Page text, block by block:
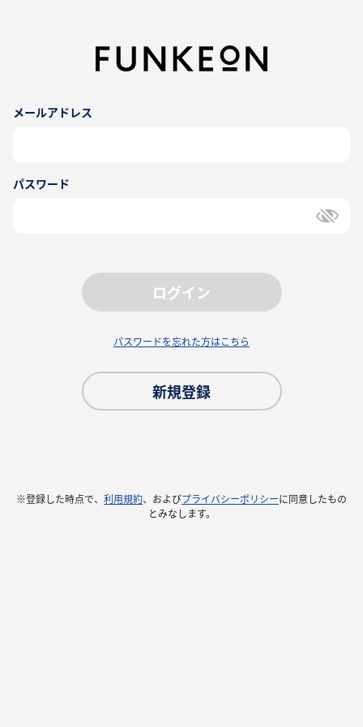
メールアドレス
パスワード
ログイン
パスワードを忘れた方はこちら
新規登録
※登録した時点で、 利用規約、およびプライバシーポリシーに同意したもの
とみなします。